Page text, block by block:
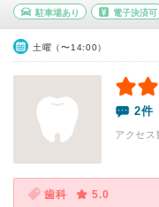
駐車場あり 電子決済可
土曜（〜14:00）
2件
アクセ
歯科
5.0